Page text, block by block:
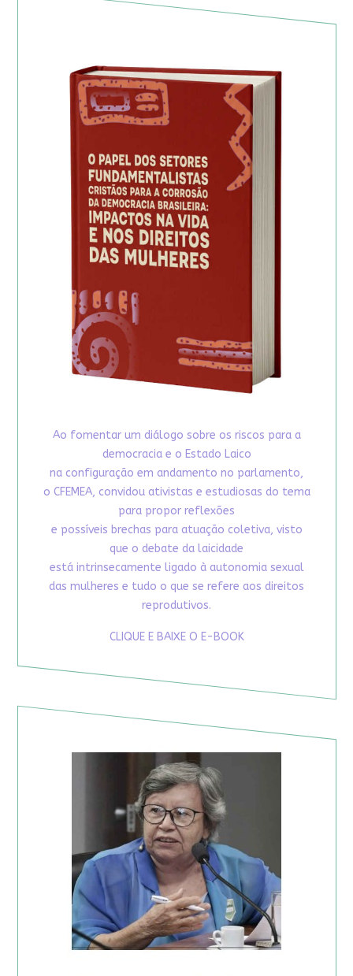
Ao fomentar um diálogo sobre os riscos para a
democracia e o Estado Laico
na configuração em andamento no parlamento,
o CFEMEA, convidou ativistas e estudiosas do tema
para propor reflexões
e possíveis brechas para atuação coletiva, visto
que o debate da laicidade
está intrinsecamente ligado à autonomia sexual
das mulheres e tudo o que se refere aos direitos
reprodutivos.
CLIQUE E BAIXE O E-BOOK